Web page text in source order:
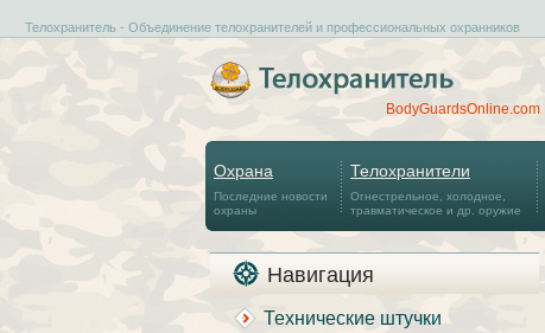
Телохранитель - Объединение телохранителей и профессиональных охранников
BodyGuardsOnline.com
Охрана
Последние новости
охраны
Телохранители
Огнестрельное, холодное,
травматическое и др. оружие
Навигация
Технические штучки